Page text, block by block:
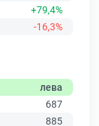
+79,4%
-16,3%
лева
687
885